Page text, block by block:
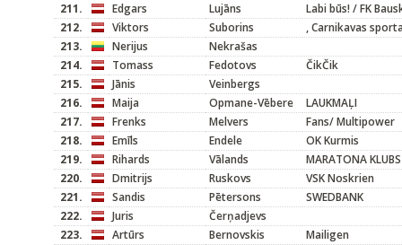
211.
Edgars Lujāns
Labi būs! / FK
212.
Viktors Suborins
, Carnikavas
213.
Nerijus
Nekrašas
214.
Tomass Fedotovs
ČikČik
215.
Jānis
Veinbergs
216.
Maija Opmane-Vēbere
LAUKMAĻI
217.
Frenks Melvers
Fans/ Multipower
218.
Emīls Endele
OK Kurmis
219.
Rihards Vālands
MARATONA KLUBS
220.
Dmitrijs Ruskovs
VSK Noskrien
221.
Sandis Pētersons
SWEDBANK
222.
Juris
Čerņadjevs
223.
Artūrs Bernovskis
Mailigen